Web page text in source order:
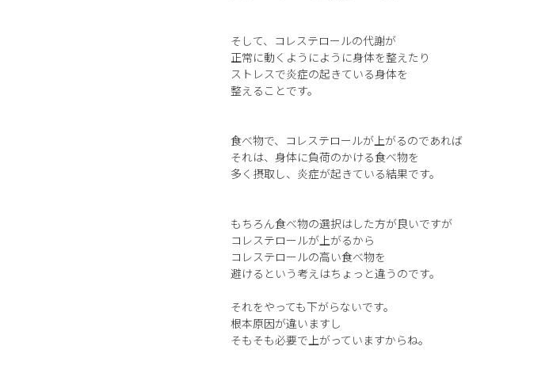
そして、コレステロールの代謝が
正常に動くようにように身体を整えたり
ストレスで炎症の起きている身体を
整えることです。
食べ物で、コレステロールが上がるのであれば
それは、身体に負荷のかける食べ物を
多く摂取し、炎症が起きている結果です。
もちろん食べ物の選択はした方が良いですが
コレステロールが上がるから
コレステロールの高い食べ物を
避けるという考えはちょっと違うのです。
それをやっても下がらないです。
根本原因が違いますし
そもそも必要で上がっていますからね。